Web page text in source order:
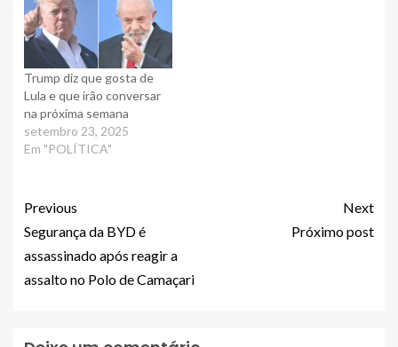
Trump diz que gosta de
Lula e que irão conversar
na próxima semana
setembro 23, 2025
Em "POLÍTICA"
Previous
Segurança da BYD é
assassinado após reagir a
assalto no Polo de Camaçari
Next
Próximo post